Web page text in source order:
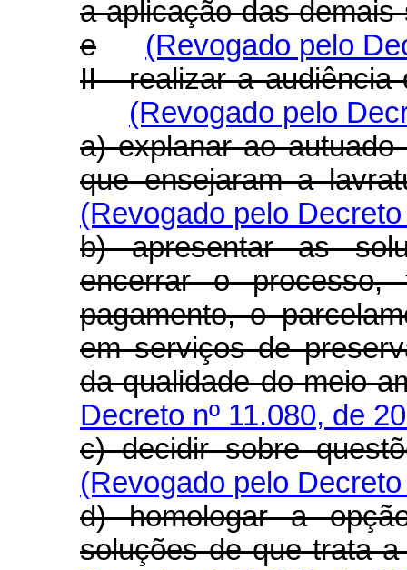
a aplicação das
e
(Revogado pelo
II - realizar a audiência
(Revogado pelo
a) explanar ao
que ensejaram a
(Revogado pelo
b) apresentar as
encerrar o
pagamento, o
em serviços de
da qualidade do meio
Decreto nº 11.080, de
c) decidir sobre
(Revogado pelo
d) homologar a
soluções de que trata a